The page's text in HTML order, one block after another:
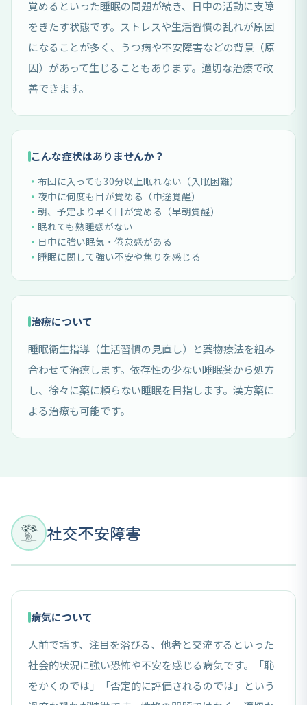
覚めるといった睡眠の問題が続き、日中の活動に支障
をきたす状態です。ストレスや生活習慣の乱れが原因
になることが多く、うつ病や不安障害などの背景（原
因）があって生じることもあります。適切な治療で改
善できます。
こんな症状はありませんか？
布団に入っても30分以上眠れない（入眠困難）
夜中に何度も目が覚める（中途覚醒）
朝、予定より早く目が覚める（早朝覚醒）
眠れても熟睡感がない
日中に強い眠気・倦怠感がある
睡眠に関して強い不安や焦りを感じる
治療について
睡眠衛生指導（生活習慣の見直し）と薬物療法を組み
合わせて治療します。依存性の少ない睡眠薬から処方
し、徐々に薬に頼らない睡眠を目指します。漢方薬に
よる治療も可能です。
社交不安障害
病気について
人前で話す、注目を浴びる、他者と交流するといった
社会的状況に強い恐怖や不安を感じる病気です。「恥
をかくのでは」「否定的に評価されるのでは」という